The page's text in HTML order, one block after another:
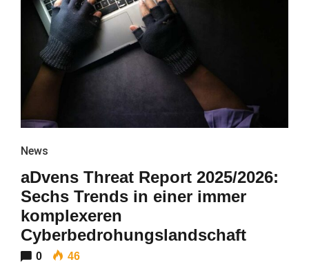
News
aDvens Threat Report 2025/2026:
Sechs Trends in einer immer
komplexeren
Cyberbedrohungslandschaft
0 46